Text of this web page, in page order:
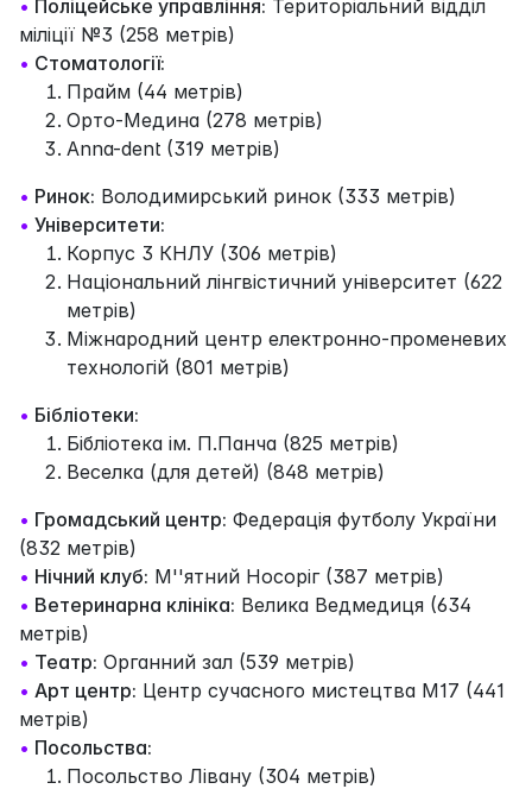
• Поліцейське управління: Територіальний відділ
міліції №3 (258 метрів)
• Стоматології:
Прайм (44 метрів)
Орто-Медина (278 метрів)
Anna-dent (319 метрів)
• Ринок: Володимирський ринок (333 метрів)
• Університети:
Корпус 3 КНЛУ (306 метрів)
Національний лінгвістичний університет (622
метрів)
Міжнародний центр електронно-променевих
технологій (801 метрів)
• Бібліотеки:
Бібліотека ім. П.Панча (825 метрів)
Веселка (для детей) (848 метрів)
• Громадський центр: Федерація футболу України
(832 метрів)
• Нічний клуб: М''ятний Носоріг (387 метрів)
• Ветеринарна клініка: Велика Ведмедиця (634
метрів)
• Театр: Органний зал (539 метрів)
• Арт центр: Центр сучасного мистецтва M17 (441
метрів)
• Посольства:
Посольство Лівану (304 метрів)